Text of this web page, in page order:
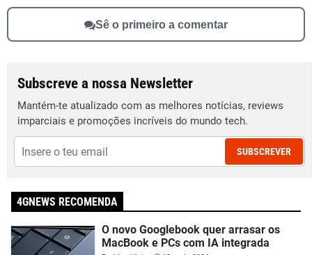
Sê o primeiro a comentar
Subscreve a nossa Newsletter
Mantém-te atualizado com as melhores notícias, reviews
imparciais e promoções incríveis do mundo tech.
SUBSCREVER
4GNEWS RECOMENDA
O novo Googlebook quer arrasar os
MacBook e PCs com IA integrada